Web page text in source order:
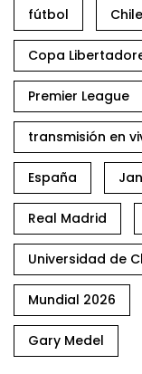
fútbol Chile
Copa
Premier League
transmisión en
España
Real Madrid
Universidad de
Mundial 2026
Gary Medel